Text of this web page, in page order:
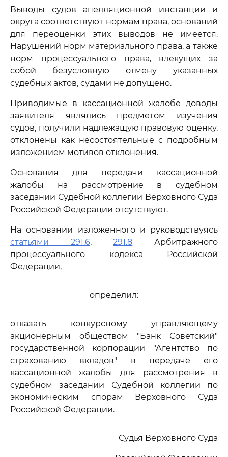
Выводы судов апелляционной инстанции и
округа соответствуют нормам права, оснований
для переоценки этих выводов не имеется.
Нарушений норм материального права, а также
норм процессуального права, влекущих за
собой безусловную отмену указанных
судебных актов, судами не допущено.
Приводимые в кассационной жалобе доводы
заявителя являлись предметом изучения
судов, получили надлежащую правовую оценку,
отклонены как несостоятельные с подробным
изложением мотивов отклонения.
Основания для передачи кассационной
жалобы на рассмотрение в судебном
заседании Судебной коллегии Верховного Суда
Российской Федерации отсутствуют.
На основании изложенного и руководствуясь
статьями 291.6,291.8 Арбитражного
процессуального кодекса Российской
Федерации,
определил:
отказать конкурсному управляющему
акционерным обществом "Банк Советский"
государственной корпорации "Агентство по
страхованию вкладов" в передаче его
кассационной жалобы для рассмотрения в
судебном заседании Судебной коллегии по
экономическим спорам Верховного Суда
Российской Федерации.
Судья Верховного Суда